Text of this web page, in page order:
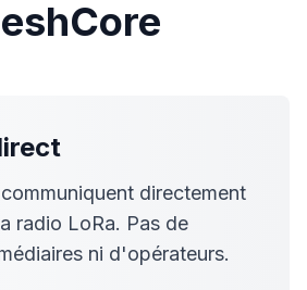
directement
radio LoRa. Pas de
ni d'opérateurs.